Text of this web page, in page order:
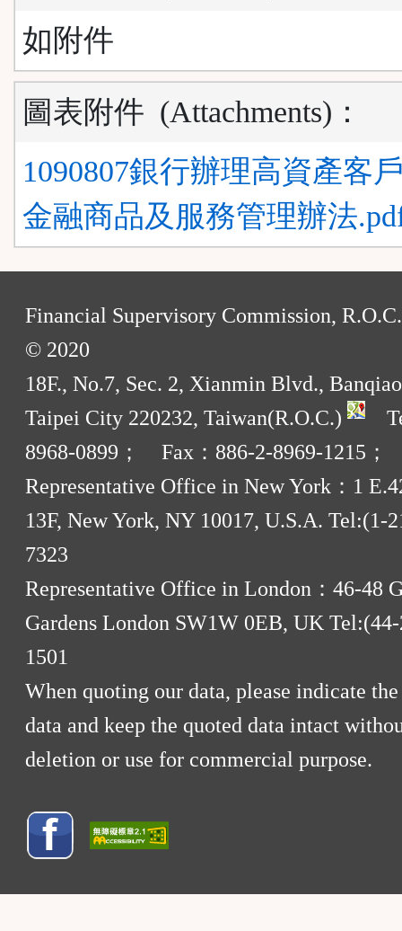
如附件
圖表附件 (Attachments) ：
1090807銀行辦理高資產客
金融商品及服務管理辦法
Financial Supervisory Commission,
© 2020
18F., No.7, Sec. 2, Xianmin Blvd.,
Taipei City 220232, Taiwan(R.O.C.)
8968-0899； Fax：886-2-8969-1215；
Representative Office in New York：1
13F, New York, NY 10017, U.S.A. Tel:(1-
7323
Representative Office in London：46-48
Gardens London SW1W 0EB, UK
1501
When quoting our data, please indicate
data and keep the quoted data intact
deletion or use for commercial purpose.